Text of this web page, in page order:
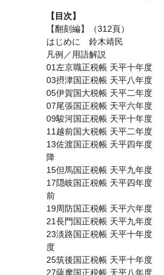
【目次】
【翻刻編】（312頁）
はじめに 鈴木靖民
凡例／用語解説
01左京職正税帳 天平十年度
03摂津国正税帳 天平八年度
05伊賀国大税帳 天平二年度
07尾張国正税帳 天平六年度
09駿河国正税帳 天平十年度
11越前国大税帳 天平二年
13佐渡国正税帳 天平四年度
降
15但馬国正税帳 天平九年
17隠岐国正税帳 天平四年度
前
19周防国正税帳 天平六年
21長門国正税帳 天平九年度
23淡路国正税帳 天平十年度
度
25筑後国正税帳 天平十年度
27薩摩国正税帳 天平八年度